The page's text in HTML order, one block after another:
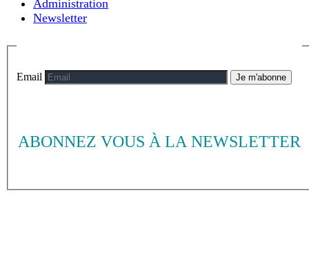
Administration
Newsletter
ABONNEZ VOUS À LA NEWSLETTER
Email Je m'abonne